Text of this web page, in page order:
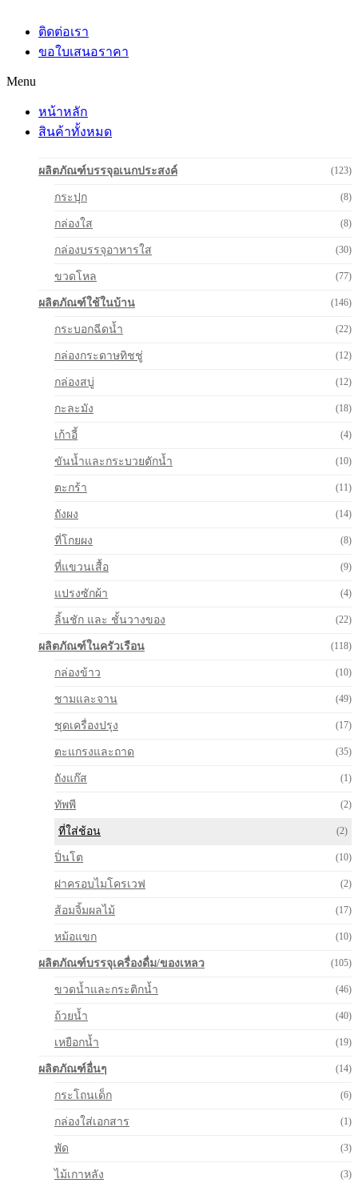
ติดต่อเรา
ขอใบเสนอราคา
Menu
หน้าหลัก
สินค้าทั้งหมด
ผลิตภัณฑ์บรรจุอเนกประสงค์ (123)
กระปุก (8)
กล่องใส (8)
กล่องบรรจุอาหารใส (30)
ขวดโหล (77)
ผลิตภัณฑ์ใช้ในบ้าน (146)
กระบอกฉีดน้ำ (22)
กล่องกระดาษทิชชู่ (12)
กล่องสบู่ (12)
กะละมัง (18)
เก้าอี้ (4)
ขันน้ำและกระบวยตักน้ำ (10)
ตะกร้า (11)
ถังผง (14)
ที่โกยผง (8)
ที่แขวนเสื้อ (9)
แปรงซักผ้า (4)
ลิ้นชัก และ ชั้นวางของ (22)
ผลิตภัณฑ์ในครัวเรือน (118)
กล่องข้าว (10)
ชามและจาน (49)
ชุดเครื่องปรุง (17)
ตะแกรงและถาด (35)
ถังแก๊ส (1)
ทัพพี (2)
ที่ใส่ช้อน (2)
ปิ่นโต (10)
ฝาครอบไมโครเวฟ (2)
ส้อมจิ้มผลไม้ (17)
หม้อแขก (10)
ผลิตภัณฑ์บรรจุเครื่องดื่ม/ของเหลว (105)
ขวดน้ำและกระติกน้ำ (46)
ถ้วยน้ำ (40)
เหยือกน้ำ (19)
ผลิตภัณฑ์อื่นๆ (14)
กระโถนเด็ก (6)
กล่องใส่เอกสาร (1)
พัด (3)
ไม้เกาหลัง (3)